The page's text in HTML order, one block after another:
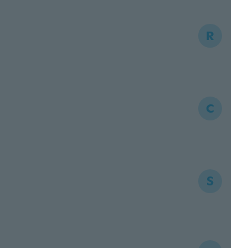
R
C
S